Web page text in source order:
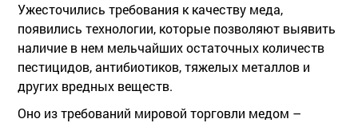
Ужесточились требования к качеству меда,
появились технологии, которые позволяют выявить
наличие в нем мельчайших остаточных количеств
пестицидов, антибиотиков, тяжелых металлов и
других вредных веществ.
Оно из требований мировой торговли медом –